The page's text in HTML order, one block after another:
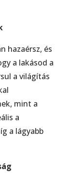
hazaérsz, és
a lakásod a
a világítás
mint a
a
a lágyabb